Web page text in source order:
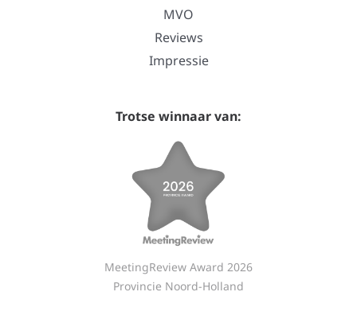
MVO
Reviews
Impressie
Trotse winnaar van:
MeetingReview Award 2026
Provincie Noord-Holland